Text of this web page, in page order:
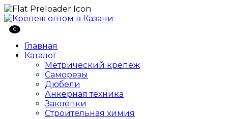
0
Главная
Каталог
Метрический крепеж
Саморезы
Дюбели
Анкерная техника
Заклепки
Строительная химия